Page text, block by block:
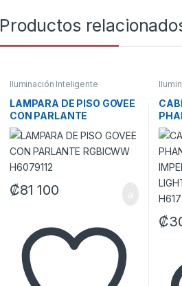
Productos
Iluminación Inteligente
LAMPARA DE PISO GOVEE
CON PARLANTE
RGBICWW H6079112
₡81 100
₡